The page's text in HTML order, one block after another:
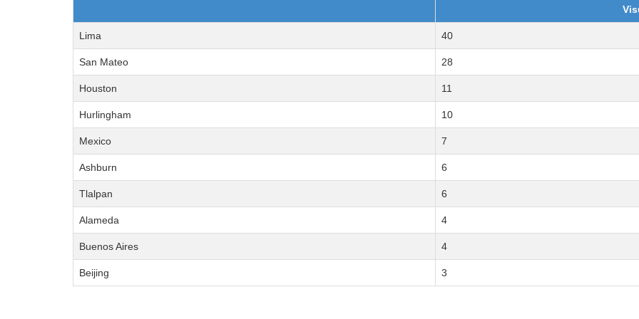
Lima 40
San Mateo 28
Houston 11
Hurlingham 10
Mexico 7
Ashburn 6
Tlalpan 6
Alameda 4
Buenos Aires 4
Beijing 3